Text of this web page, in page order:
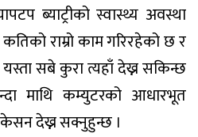
ब्याट्रीको स्वास्थ्य अवस्था
राम्रो काम गरिरहेको छ र
सबे कुरा त्यहाँ देख्न सकिन्छ
माथि कम्युटरको आधारभूत
देख्न सक्नुहुन्छ ।